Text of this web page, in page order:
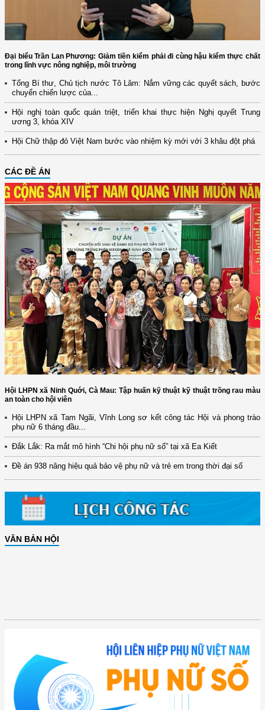
Đại biểu Trần Lan Phương: Giảm tiền kiểm phải đi cùng hậu kiểm thực chất
trong lĩnh vực nông nghiệp, môi trường
Tổng Bí thư, Chủ tịch nước Tô Lâm: Nắm vững các quyết sách, bước
chuyển chiến lược của...
Hội nghị toàn quốc quán triệt, triển khai thực hiện Nghị quyết Trung
ương 3, khóa XIV
Hội Chữ thập đỏ Việt Nam bước vào nhiệm kỳ mới với 3 khâu đột phá
CÁC ĐỀ ÁN
Hội LHPN xã Ninh Quới, Cà Mau: Tập huấn kỹ thuật kỹ thuật trồng rau màu
an toàn cho hội viên
Hội LHPN xã Tam Ngãi, Vĩnh Long sơ kết công tác Hội và phong trào
phụ nữ 6 tháng đầu...
Đắk Lắk: Ra mắt mô hình “Chi hội phụ nữ số” tại xã Ea Kiết
Đề án 938 nâng hiệu quả bảo vệ phụ nữ và trẻ em trong thời đại số
VĂN BẢN HỘI